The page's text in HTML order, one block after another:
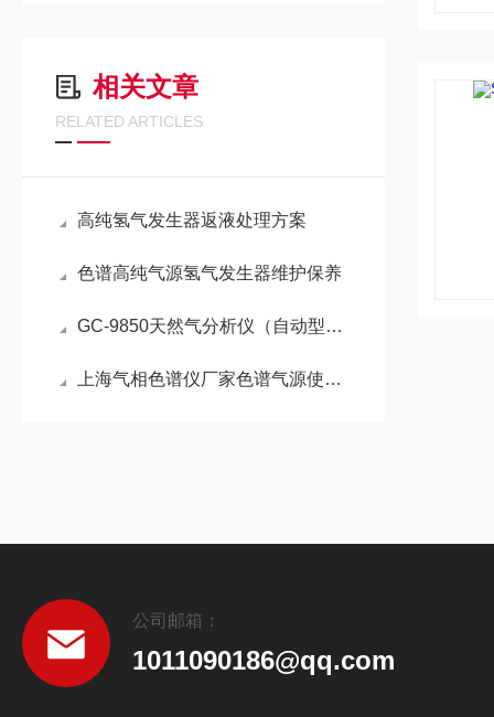
相关文章
RELATED ARTICLES
高纯氢气发生器返液处理方案
色谱高纯气源氢气发生器维护保养
GC-9850天然气分析仪（自动型）操作规程
上海气相色谱仪厂家色谱气源使用说明
公司邮箱：
1011090186@qq.com